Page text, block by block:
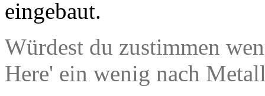
eingebaut.
Würdest du zustimmen
Here' ein wenig nach